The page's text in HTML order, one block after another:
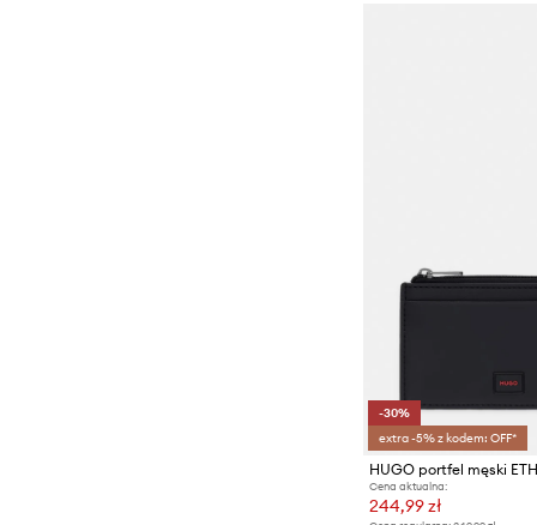
-30%
extra -5% z kodem: OFF*
HUGO portfel męski
Cena aktualna:
244,99 zł